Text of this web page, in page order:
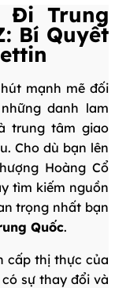
Đi Trung
Bí Quyết
mạnh mẽ đối
danh lam
trung tâm giao
Cho dù bạn lên
Hoàng Cổ
tìm kiếm nguồn
trọng nhất bạn
Quốc.
cấp thị thực của
sự thay đổi và